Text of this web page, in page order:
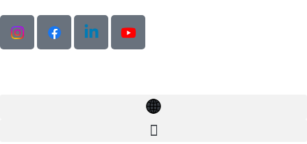
content